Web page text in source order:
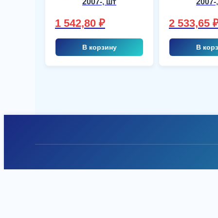
2007-, шт
1 542,80 ₽
В корзину
2 533,65
В